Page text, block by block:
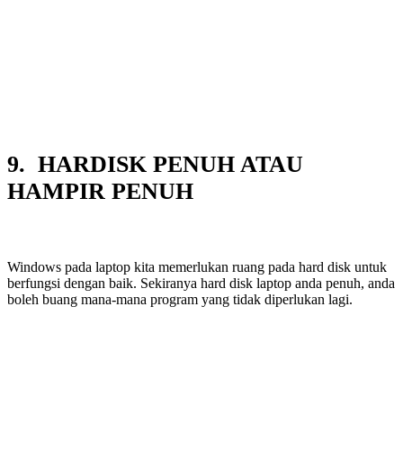
9. HARDISK PENUH ATAU
HAMPIR PENUH
Windows pada laptop kita memerlukan ruang pada hard disk untuk
berfungsi dengan baik. Sekiranya hard disk laptop anda penuh, anda
boleh buang mana-mana program yang tidak diperlukan lagi.